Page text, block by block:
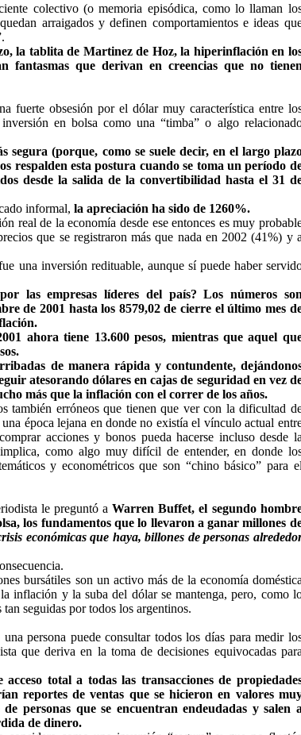
colectivo (o memoria episódica, como lo llaman
arraigados y definen comportamientos e ideas
la tablita de Martinez de Hoz, la hiperinflación en
que derivan en creencias que no tienen
fuerte obsesión por el dólar muy característica entre
en bolsa como una “timba” o algo
segura (porque, como se suele decir, en el largo
respalden esta postura cuando se toma un período
desde la salida de la convertibilidad hasta el 31
informal, la apreciación ha sido de 1260%.
real de la economía desde ese entonces es muy
que se registraron más que nada en 2002 (41%) y a
una inversión redituable, aunque sí puede haber
las empresas líderes del país? Los números son
de 2001 hasta los 8579,02 de cierre el último mes
ahora tiene 13.600 pesos, mientras que aquel
de manera rápida y contundente,
atesorando dólares en cajas de seguridad en vez
más que la inflación con el correr de los años.
también erróneos que tienen que ver con la dificultad
época lejana en donde no existía el vínculo actual
acciones y bonos pueda hacerse incluso desde la
como algo muy difícil de entender, en donde
y econométricos que son “chino básico” para el
le preguntó aWarren Buffet, el segundo
los fundamentos que lo llevaron a ganar millones
económicas que haya, billones de personas
bursátiles son un activo más de la economía doméstica
inflación y la suba del dólar se mantenga, pero, como
seguidas por todos los argentinos.
persona puede consultar todos los días para medir
que deriva en la toma de decisiones equivocadas para
total a todas las transacciones de
reportes de ventas que se hicieron en valores
personas que se encuentran endeudadas y salen a
de dinero.